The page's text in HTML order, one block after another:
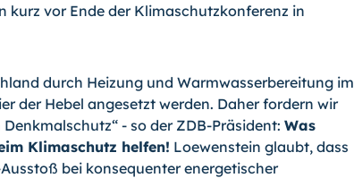
kurz vor Ende der Klimaschutzkonferenz in
durch Heizung und Warm­wasser­bereitung im
der Hebel angesetzt werden. Daher fordern wir
- so der ZDB-Präsident: Was
Klimaschutz helfen! Loewenstein glaubt, dass
bei konsequenter energetischer